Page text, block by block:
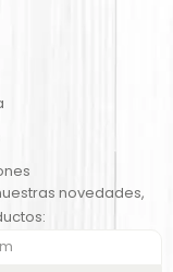
novedades,